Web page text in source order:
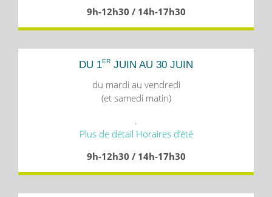
9h-12h30 / 14h-17h30
DU 1ER JUIN AU 30 JUIN
du mardi au vendredi
(et samedi matin)
.
Plus de détail Horaires d’été
9h-12h30 / 14h-17h30